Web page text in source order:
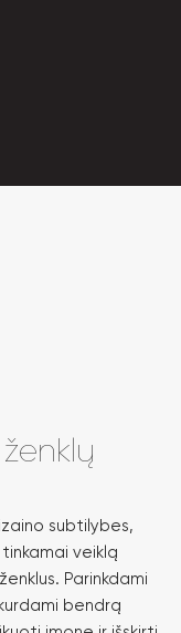
subtilybes,
veiklą
Parinkdami
bendrą